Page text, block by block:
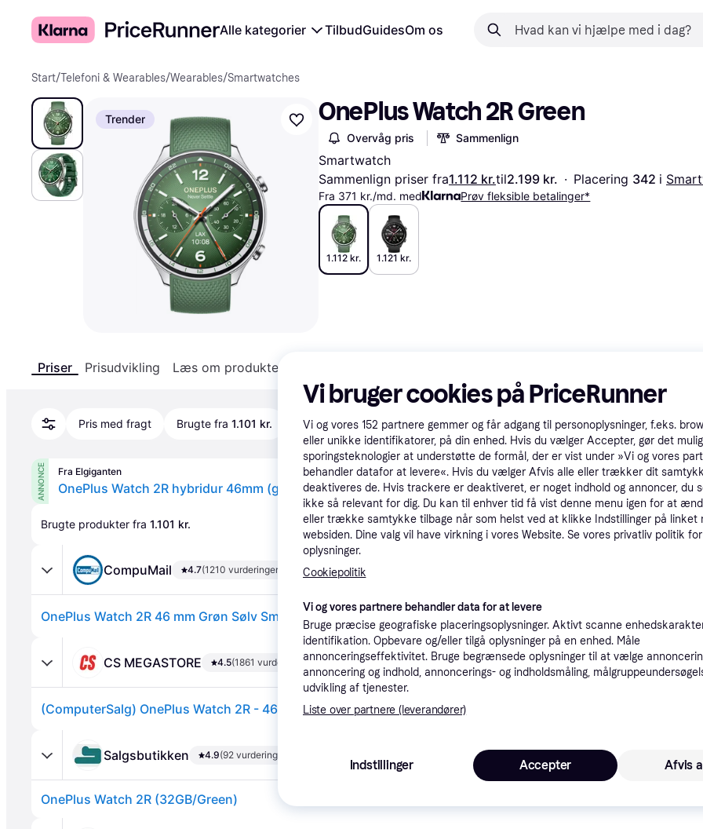
Alle kategorier TilbudGuidesOm os
Start/Telefoni & Wearables/Wearables/Smartwatches
Trender OnePlus Watch 2R Green
Overvåg pris Sammenlign
Smartwatch
Sammenlign priser fra1.112 kr.til2.199 kr. · Placering 342 i
Fra 371 kr./md. med Prøv fleksible betalinger*
1.112 kr. 1.121 kr.
Priser Prisudvikling Læs om produktet
Pris med fragt Brugte fra 1.101 kr.
ANNONCE Fra Elgiganten
OnePlus Watch 2R hybridur 46mm (grøn) 49 kr. fragt
Brugte produkter fra 1.101 kr. Vis 1
CompuMail 4.7(1210 vurderinger)
OnePlus Watch 2R 46 mm Grøn Sølv SmartWatch --> På lager, levering hos dig 10-08-2026 Eller
CS MEGASTORE 4.5(1861 vurderinger)
(ComputerSalg) OnePlus Watch 2R - 46 mm - aluminiumslegering - smart ur med rem - silikone - håndledsstørrelse: 140-210 mm - display 1.43 - 32 GB - Bluetooth, Wi-F
Salgsbutikken 4.9(92 vurderinger)
OnePlus Watch 2R (32GB/Green)
Vi bruger cookies på PriceRunner
Vi og vores 152 partnere gemmer og får adgang til personoplysninger, f.eks.
eller unikke identifikatorer, på din enhed. Hvis du vælger Accepter, gør det
sporingsteknologier at understøtte de formål, der er vist under »Vi og vores
behandler datafor at levere«. Hvis du vælger Afvis alle eller trækker dit
deaktiveres de. Hvis trackere er deaktiveret, er noget indhold og annoncer, du
ikke så relevant for dig. Du kan til enhver tid få vist denne menu igen for at
eller trække samtykke tilbage når som helst ved at klikke Indstillinger på linket
websiden. Dine valg vil have virkning i vores Website. Se vores privatliv politik
oplysninger.
Cookiepolitik
Vi og vores partnere behandler data for at levere
Bruge præcise geografiske placeringsoplysninger. Aktivt scanne
identifikation. Opbevare og/eller tilgå oplysninger på en enhed. Måle
annonceringseffektivitet. Bruge begrænsede oplysninger til at vælge
annoncering og indhold, annoncerings- og indholdsmåling,
udvikling af tjenester.
Liste over partnere (leverandører)
Indstillinger Afvis
Accepter